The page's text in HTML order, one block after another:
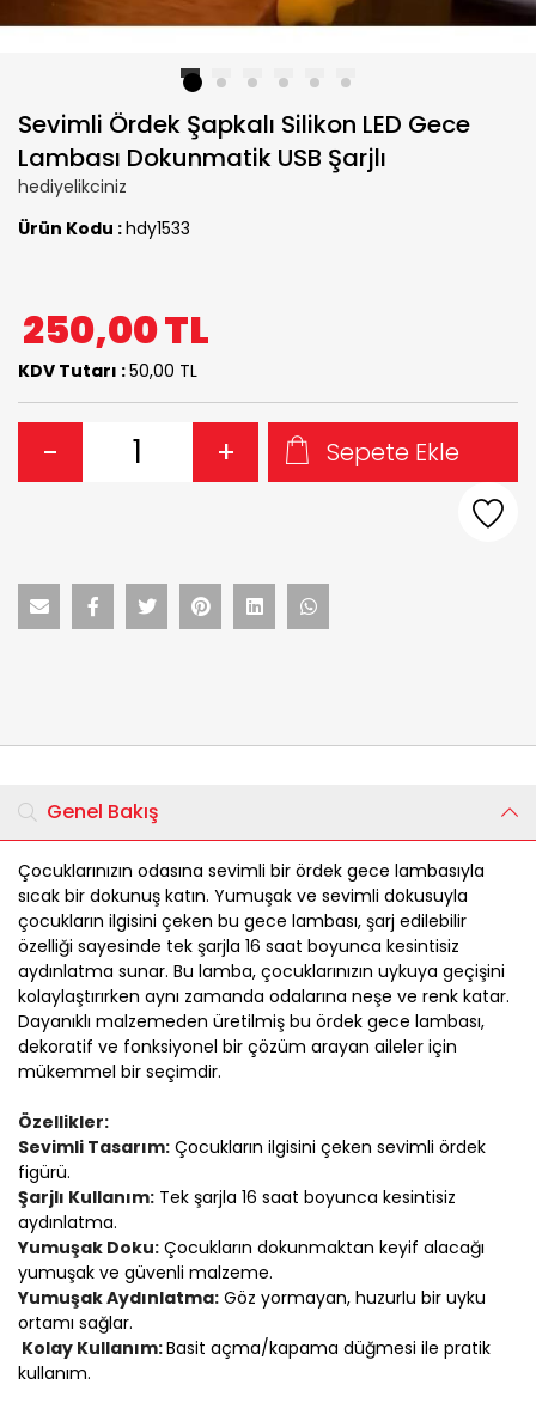
2 3 4 5 6
Sevimli Ördek Şapkalı Silikon LED Gece
Lambası Dokunmatik USB Şarjlı
hediyelikciniz
Ürün Kodu :hdy1533
250,00TL
KDV Tutarı :50,00 TL
- + Sepete Ekle
Genel Bakış
Çocuklarınızın odasına sevimli bir ördek gece lambasıyla
sıcak bir dokunuş katın. Yumuşak ve sevimli dokusuyla
çocukların ilgisini çeken bu gece lambası, şarj edilebilir
özelliği sayesinde tek şarjla 16 saat boyunca kesintisiz
aydınlatma sunar. Bu lamba, çocuklarınızın uykuya geçişini
kolaylaştırırken aynı zamanda odalarına neşe ve renk katar.
Dayanıklı malzemeden üretilmiş bu ördek gece lambası,
dekoratif ve fonksiyonel bir çözüm arayan aileler için
mükemmel bir seçimdir.
Özellikler:
Sevimli Tasarım: Çocukların ilgisini çeken sevimli ördek
figürü.
Şarjlı Kullanım: Tek şarjla 16 saat boyunca kesintisiz
aydınlatma.
Yumuşak Doku: Çocukların dokunmaktan keyif alacağı
yumuşak ve güvenli malzeme.
Yumuşak Aydınlatma: Göz yormayan, huzurlu bir uyku
ortamı sağlar.
Kolay Kullanım:Basit açma/kapama düğmesi ile pratik
kullanım.